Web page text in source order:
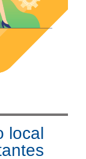
local